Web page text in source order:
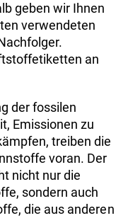
geben wir Ihnen
verwendeten
an
der fossilen
Emissionen zu
treiben die
voran. Der
nicht nur die
sondern auch
die aus anderen